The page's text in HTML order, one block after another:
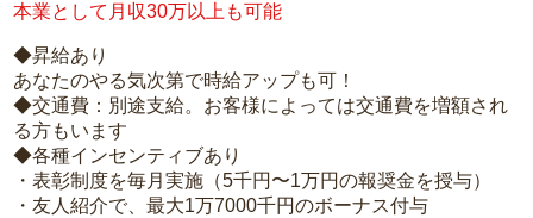
本業として月収30万以上も可能
◆昇給あり
あなたのやる気次第で時給アップも可！
◆交通費：別途支給。お客様によっては交通費を増額され
る方もいます
◆各種インセンティブあり
・表彰制度を毎月実施（5千円〜1万円の報奨金を授与）
・友人紹介で、最大1万7000千円のボーナス付与